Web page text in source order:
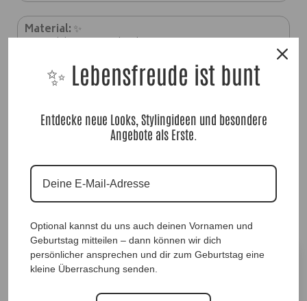
Material:✨
95% Viskose, 5% Elasthan
ShirtTop Donna |Gr. UNI 40-48|, Anr.: 4315
39,90€
Größe
✨ Lebensfreude ist bunt
Entdecke neue Looks, Stylingideen und besondere
Angebote als Erste.
Optional kannst du uns auch deinen Vornamen und
Geburtstag mitteilen – dann können wir dich
persönlicher ansprechen und dir zum Geburtstag eine
kleine Überraschung senden.